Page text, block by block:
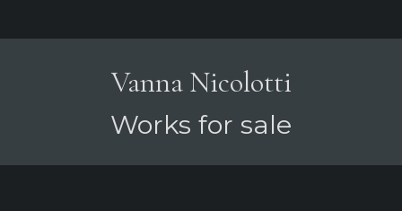
Vanna Nicolotti
Works for sale